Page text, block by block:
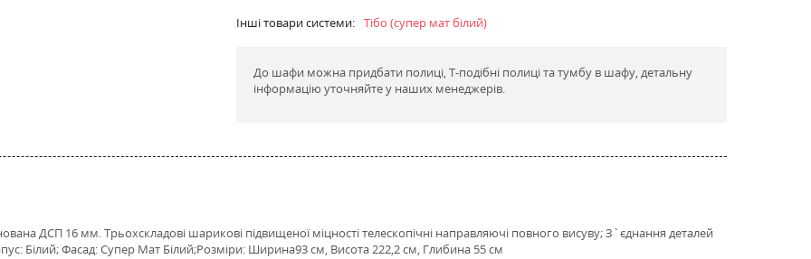
Інші товари системи: Тібо (супер мат білий)
До шафи можна придбати полиці, Т-подібні полиці та тумбу в шафу, детальну
інформацію уточняйте у наших менеджерів.
ДСП 16 мм. Трьохскладові шарикові підвищеної міцності телескопічні направляючі повного висуву; З`єднання деталей
Білий; Фасад: Супер Мат Білий;Розміри: Ширина93 см, Висота 222,2 см, Глибина 55 см